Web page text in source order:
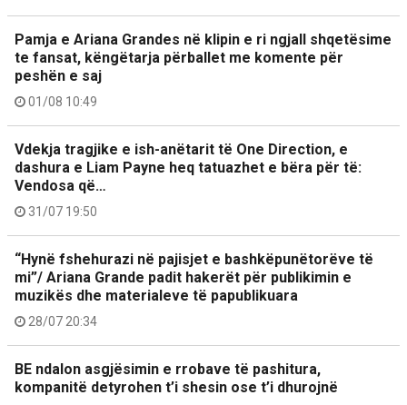
Pamja e Ariana Grandes në klipin e ri ngjall shqetësime
te fansat, këngëtarja përballet me komente për
peshën e saj
01/08 10:49
Vdekja tragjike e ish-anëtarit të One Direction, e
dashura e Liam Payne heq tatuazhet e bëra për të:
Vendosa që…
31/07 19:50
“Hynë fshehurazi në pajisjet e bashkëpunëtorëve të
mi”/ Ariana Grande padit hakerët për publikimin e
muzikës dhe materialeve të papublikuara
28/07 20:34
BE ndalon asgjësimin e rrobave të pashitura,
kompanitë detyrohen t’i shesin ose t’i dhurojnë